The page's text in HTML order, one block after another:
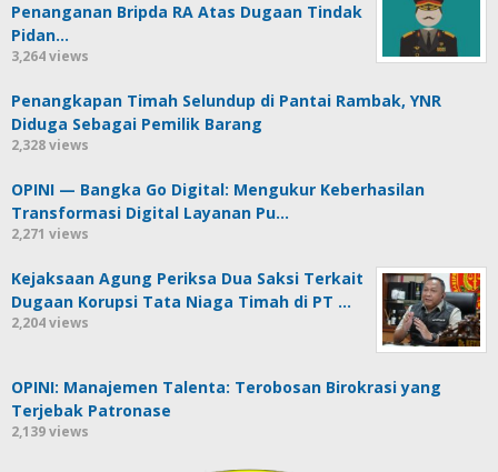
Penanganan Bripda RA Atas Dugaan Tindak
Pidan…
3,264 views
Penangkapan Timah Selundup di Pantai Rambak, YNR
Diduga Sebagai Pemilik Barang
2,328 views
OPINI — Bangka Go Digital: Mengukur Keberhasilan
Transformasi Digital Layanan Pu…
2,271 views
Kejaksaan Agung Periksa Dua Saksi Terkait
Dugaan Korupsi Tata Niaga Timah di PT …
2,204 views
OPINI: Manajemen Talenta: Terobosan Birokrasi yang
Terjebak Patronase
2,139 views